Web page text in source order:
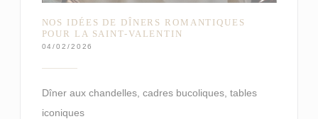
NOS IDÉES DE DÎNERS ROMANTIQUES
POUR LA SAINT-VALENTIN
04/02/2026
Dîner aux chandelles, cadres bucoliques, tables
iconiques